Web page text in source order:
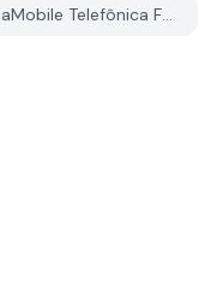
我如何在PGYER APK HUB上报告PrismaMobile Telefônica FLM的问题？